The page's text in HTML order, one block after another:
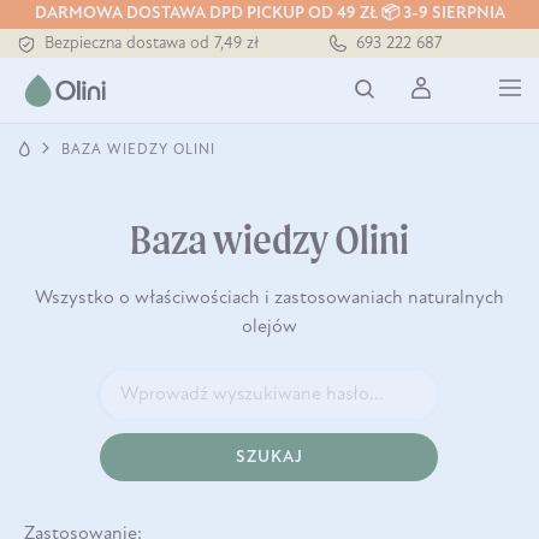
DARMOWA DOSTAWA DPD PICKUP OD 49 ZŁ 📦 3-9 SIERPNIA
Bezpieczna dostawa od 7,49 zł
Darmowa dostawa od 199 zł
693 222 687
BAZA WIEDZY OLINI
Baza wiedzy Olini
Wszystko o właściwościach i zastosowaniach naturalnych
olejów
SZUKAJ
Zastosowanie: